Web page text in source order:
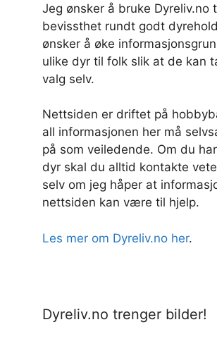
Jeg ønsker å bruke Dyreliv.no
bevissthet rundt godt
ønsker å øke
ulike dyr til folk slik at de kan
valg selv.
Nettsiden er driftet på
all informasjonen her må
på som veiledende. Om du
dyr skal du alltid kontakte
selv om jeg håper at
nettsiden kan være til hjelp.
Les mer om Dyreliv.no her.
Dyreliv.no trenger bilder!